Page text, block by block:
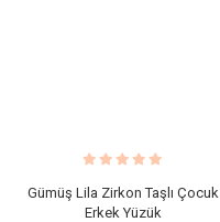
Gümüş Lila Zirkon Taşlı Çocuk
Erkek Yüzük